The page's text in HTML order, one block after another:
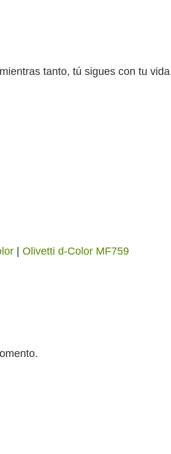
tanto, tú sigues con tu
Olivetti d-Color MF759